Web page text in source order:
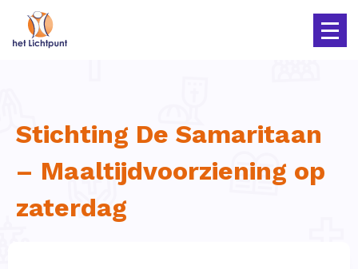
Stichting De Samaritaan
– Maaltijdvoorziening op
zaterdag